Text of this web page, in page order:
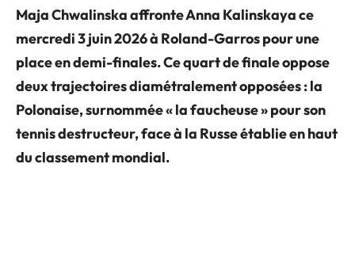
Maja Chwalinska affronte Anna Kalinskaya ce
mercredi 3 juin 2026 à Roland-Garros pour une
place en demi-finales. Ce quart de finale oppose
deux trajectoires diamétralement opposées : la
Polonaise, surnommée « la faucheuse » pour son
tennis destructeur, face à la Russe établie en haut
du classement mondial.